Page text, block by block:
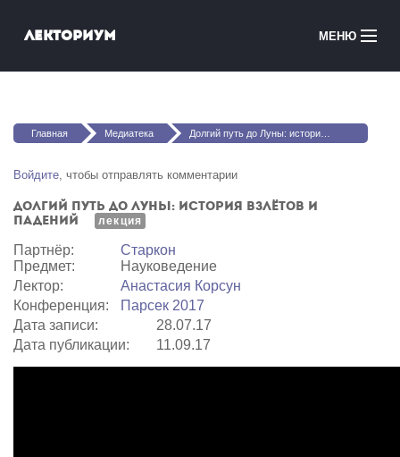
Лекториум МЕНЮ
Медиатека
Courses in English
Вы здесь
Главная Медиатека Долгий путь до Луны: история взлётов и падений
Войдите, чтобы отправлять комментарии
Долгий путь до Луны: история взлётов и
падений
лекция
Партнёр:
Старкон
Предмет:
Науковедение
Лектор:
Анастасия Корсун
Конференция:
Парсек 2017
Дата записи:
28.07.17
Дата публикации:
11.09.17